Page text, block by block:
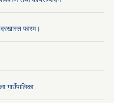
दरखास्त फारम।
गाउँपालिका